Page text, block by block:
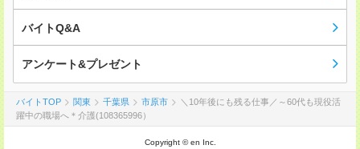
バイトQ&A
アンケート&プレゼント
バイトTOP 関東 千葉県 市原市
＼10年後にも残る仕事／～60代も現役活
躍中の職場へ＊介護(108365996）
Copyright © en Inc.